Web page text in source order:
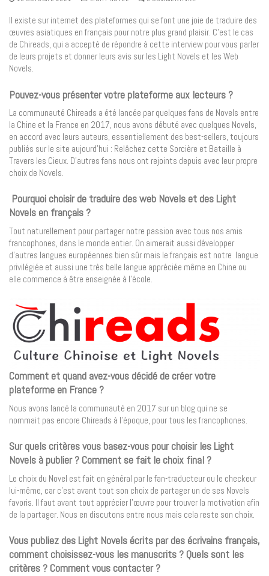
Il existe sur internet des plateformes qui se font une joie de traduire des
œuvres asiatiques en français pour notre plus grand plaisir. C’est le cas
de Chireads, qui a accepté de répondre à cette interview pour vous parler
de leurs projets et donner leurs avis sur les Light Novels et les Web
Novels.
Pouvez-vous présenter votre plateforme aux lecteurs ?
La communauté Chireads a été lancée par quelques fans de Novels entre
la Chine et la France en 2017, nous avons débuté avec quelques Novels,
en accord avec leurs auteurs, essentiellement des best-sellers, toujours
publiés sur le site aujourd’hui : Relâchez cette Sorcière et Bataille à
Travers les Cieux. D’autres fans nous ont rejoints depuis avec leur propre
choix de Novels.
Pourquoi choisir de traduire des web Novels et des Light
Novels en français ?
Tout naturellement pour partager notre passion avec tous nos amis
francophones, dans le monde entier. On aimerait aussi développer
d’autres langues européennes bien sûr mais le français est notre langue
privilégiée et aussi une très belle langue appréciée même en Chine ou
elle commence à être enseignée à l’école.
Comment et quand avez-vous décidé de créer votre
plateforme en France ?
Nous avons lancé la communauté en 2017 sur un blog qui ne se
nommait pas encore Chireads à l’époque, pour tous les francophones.
Sur quels critères vous basez-vous pour choisir les Light
Novels à publier ? Comment se fait le choix final ?
Le choix du Novel est fait en général par le fan-traducteur ou le checkeur
lui-même, car c’est avant tout son choix de partager un de ses Novels
favoris. Il faut avant tout apprécier l’œuvre pour trouver la motivation afin
de la partager. Nous en discutons entre nous mais cela reste son choix.
Vous publiez des Light Novels écrits par des écrivains français,
comment choisissez-vous les manuscrits ? Quels sont les
critères ? Comment vous contacter ?